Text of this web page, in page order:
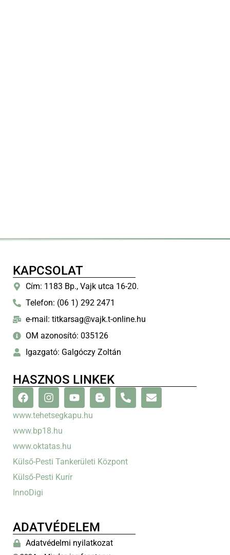
KAPCSOLAT
Cím: 1183 Bp., Vajk utca 16-20.
Telefon: (06 1) 292 2471
e-mail: titkarsag@vajk.t-online.hu
OM azonosító: 035126
Igazgató: Galgóczy Zoltán
HASZNOS LINKEK
www.tehetsegkapu.hu
www.bp18.hu
www.oktatas.hu
Külső-Pesti Tankerületi Központ
Külső-Pesti Kurír
InnoDigi
ADATVÉDELEM
Adatvédelmi nyilatkozat